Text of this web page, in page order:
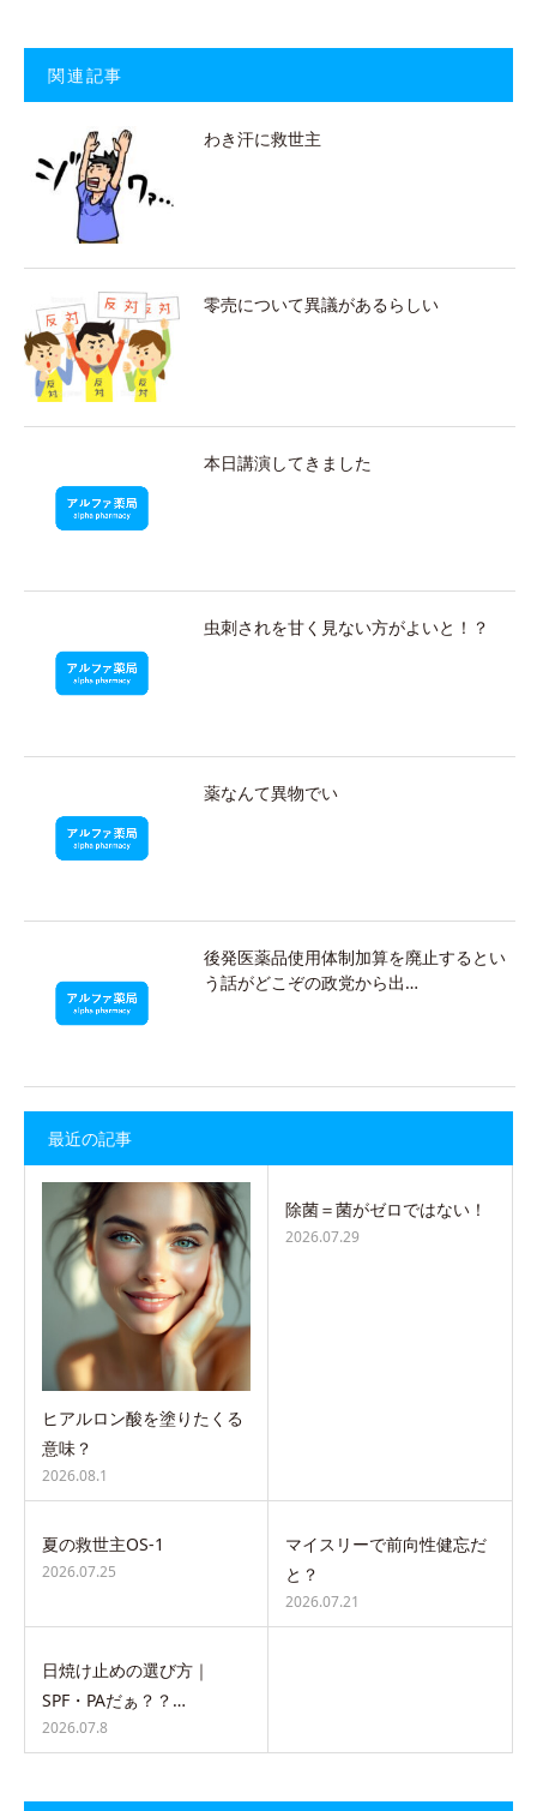
関連記事
わき汗に救世主
零売について異議があるらしい
本日講演してきました
虫刺されを甘く見ない方がよいと！？
薬なんて異物でい
後発医薬品使用体制加算を廃止するとい
う話がどこぞの政党から出…
最近の記事
ヒアルロン酸を塗りたくる
意味？
2026.08.1
除菌＝菌がゼロではない！
2026.07.29
夏の救世主OS-1
2026.07.25
マイスリーで前向性健忘だ
と？
2026.07.21
日焼け止めの選び方｜
SPF・PAだぁ？？…
2026.07.8